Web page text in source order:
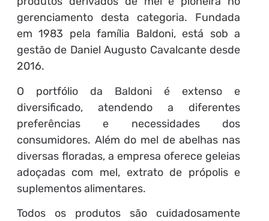
gerenciamento desta categoria. Fundada
em 1983 pela família Baldoni, está sob a
gestão de Daniel Augusto Cavalcante desde
2016.
O portfólio da Baldoni é extenso e
diversificado, atendendo a diferentes
preferências e necessidades dos
consumidores. Além do mel de abelhas nas
diversas floradas, a empresa oferece geleias
adoçadas com mel, extrato de própolis e
suplementos alimentares.
Todos os produtos são cuidadosamente